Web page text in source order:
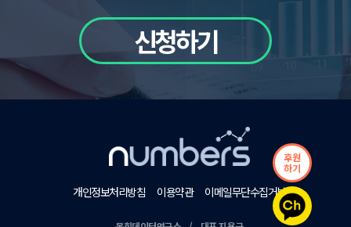
후원
하기
신청하기
개인정보처리방침 이용약관 이메일무단수집거부